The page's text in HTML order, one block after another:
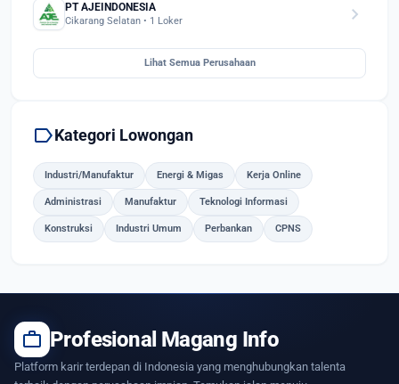
PT AJEINDONESIA
Cikarang Selatan • 1 Loker chevron_right
Lihat Semua Perusahaan
labelKategori Lowongan
Industri/Manufaktur Energi & Migas Kerja Online
Administrasi Manufaktur Teknologi Informasi
Konstruksi Industri Umum Perbankan CPNS
work Profesional Magang Info
Platform karir terdepan di Indonesia yang menghubungkan talenta